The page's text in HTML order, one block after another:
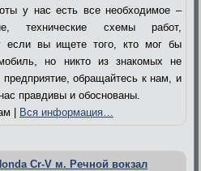
у нас есть все необходимое –
технические схемы работ,
если вы ищете того, кто мог бы
но никто из знакомых не
обращайтесь к нам, и
правдивы и обоснованы.
| Вся информация…
Cr-V м. Речной вокзал